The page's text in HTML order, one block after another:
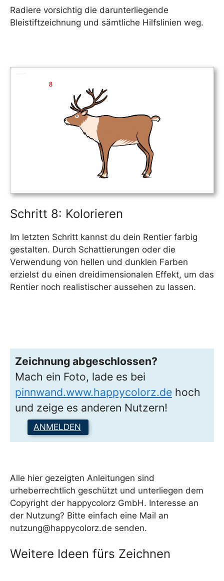
Radiere vorsichtig die darunterliegende
Bleistiftzeichnung und sämtliche Hilfslinien weg.
Schritt 8: Kolorieren
Im letzten Schritt kannst du dein Rentier farbig
gestalten. Durch Schattierungen oder die
Verwendung von hellen und dunklen Farben
erzielst du einen dreidimensionalen Effekt, um das
Rentier noch realistischer aussehen zu lassen.
Zeichnung abgeschlossen?
Mach ein Foto, lade es bei
pinnwand.www.happycolorz.de hoch
und zeige es anderen Nutzern!
ANMELDEN
Alle hier gezeigten Anleitungen sind
urheberrechtlich geschützt und unterliegen dem
Copyright der happycolorz GmbH. Interesse an
der Nutzung? Bitte einfach eine Mail an
nutzung@happycolorz.de senden.
Weitere Ideen fürs Zeichnen